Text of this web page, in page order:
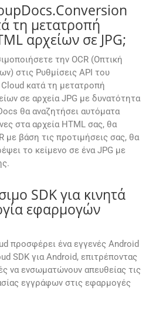
τη μετατροπή
αρχείων σε JPG;
την OCR (Οπτική
στις Ρυθμίσεις API του
κατά τη μετατροπή
σε αρχεία JPG με δυνατότητα
θα αναζητήσει αυτόματα
στα αρχεία HTML σας, θα
με βάση τις προτιμήσεις σας, θα
το κείμενο σε ένα JPG με
SDK για κινητά
εφαρμογών
προσφέρει ένα εγγενές Android
SDK για Android, επιτρέποντας
να ενσωματώνουν απευθείας τις
εγγράφων στις εφαρμογές